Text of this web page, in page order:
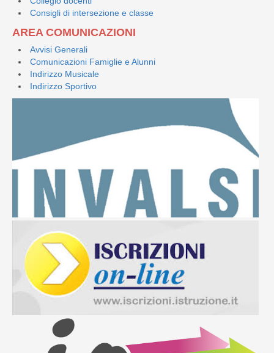
Consigli di intersezione e classe
AREA COMUNICAZIONI
Avvisi Generali
Comunicazioni Famiglie e Alunni
Indirizzo Musicale
Indirizzo Sportivo